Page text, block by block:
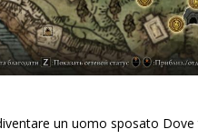
un uomo sposato Dove